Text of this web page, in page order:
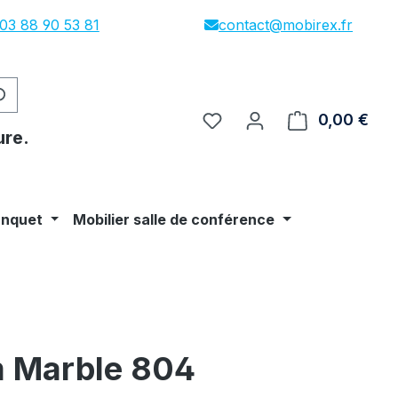
88 90 53 81 contact@mobirex.fr
0,00 €
Mobilier salle de conférence
Marble 804